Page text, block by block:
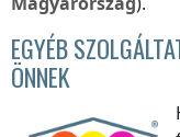
EGYÉB
ÖNNEK